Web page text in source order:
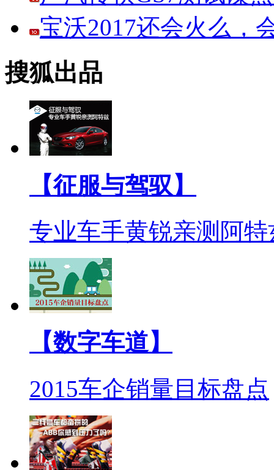
宝沃2017还会火么，
搜狐出品
【征服与驾驭】
专业车手黄锐亲测阿特
【数字车道】
2015车企销量目标盘点